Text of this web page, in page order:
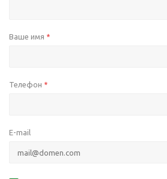
Ваше имя *
Телефон *
E-mail